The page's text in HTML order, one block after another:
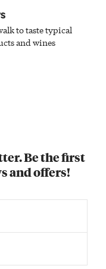
to taste typical
and wines
Be the first
and offers!